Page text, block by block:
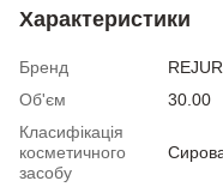
Характеристики
Бренд
Об'єм
30.00
Класифікація
косметичного
засобу